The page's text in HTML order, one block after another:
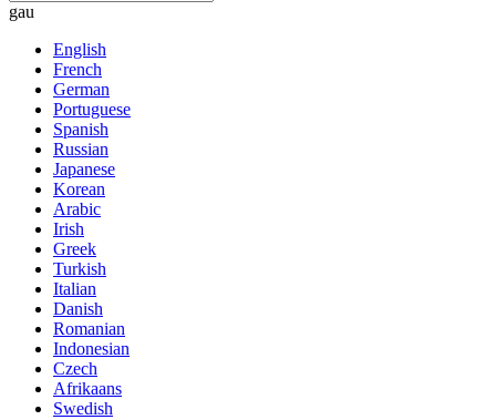
gau
English
French
German
Portuguese
Spanish
Russian
Japanese
Korean
Arabic
Irish
Greek
Turkish
Italian
Danish
Romanian
Indonesian
Czech
Afrikaans
Swedish